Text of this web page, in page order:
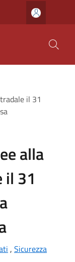
il 31
alla
il 31
, Sicurezza